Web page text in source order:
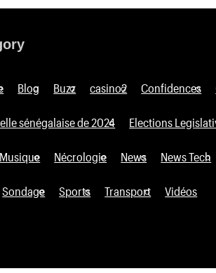
Blog Buzz casino2 Confidences
sénégalaise de 2024 Elections
Musique Nécrologie News News Tech
Sondage Sports Transport Vidéos